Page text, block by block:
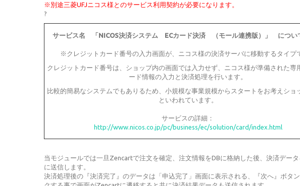
※別途三菱UFJニコス様とのサービス利用契約が必要になります。
?
サービス名 「NICOS決済システム ECカード決済 （モール連携版）」 につい
※クレジットカード番号の入力画面が、ニコス様の決済サーバに移動するタイプ
クレジットカード番号は、ショップ内の画面では入力せず、ニコス様が準備された専
ード情報の入力と決済処理を行います。
比較的簡易なシステムでもありるため、小規模な事業規模からスタートをお考えショ
といわれています。
サービスの詳細：
http://www.nicos.co.jp/pc/business/ec/solution/card/index.html
当モジュールでは一旦Zencartで注文を確定、注文情報をDBに格納した後、決済デー
に送信します。
決済処理後の『決済完了』のデータは「申込完了」画面に表示される、『次へ』ボタ